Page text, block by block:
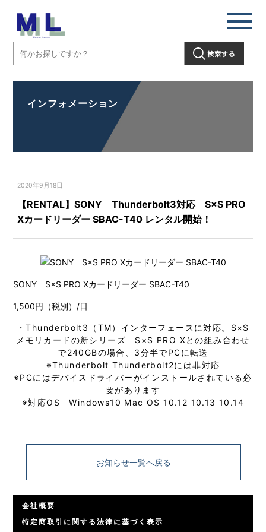
インフォメーション
2020年9月18日
【RENTAL】SONY Thunderbolt3対応 S×S PRO
Xカードリーダー SBAC-T40 レンタル開始！
SONY S×S PRO Xカードリーダー SBAC-T40
1,500円（税別）/日
・Thunderbolt3（TM）インターフェースに対応。S×S
メモリカードの新シリーズ S×S PRO Xとの組み合わせ
で240GBの場合、3分半でPCに転送
※Thunderbolt Thunderbolt2には非対応
※PCにはデバイスドライバーがインストールされている必
要があります
※対応OS Windows10 Mac OS 10.12 10.13 10.14
お知らせ一覧へ戻る
会社概要
特定商取引に関する法律に基づく表示